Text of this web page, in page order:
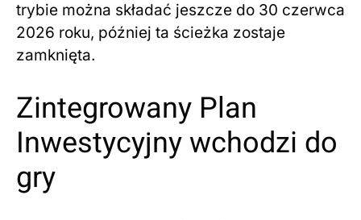
trybie można składać jeszcze do 30 czerwca
2026 roku, później ta ścieżka zostaje
zamknięta.
Zintegrowany Plan
Inwestycyjny wchodzi do
gry